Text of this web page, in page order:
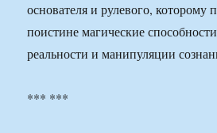
основателя и рулевого, которому
поистине магические
реальности и манипуляции
*** ***